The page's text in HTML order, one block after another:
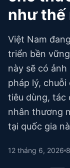
như thế
Việt Nam
triển bền
này sẽ có
pháp lý,
tiêu dùng, tác
nhân thương
tại quốc gia
12 tháng 6, 2026 8